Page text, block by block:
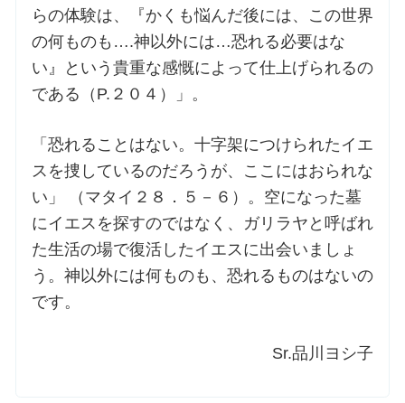
らの体験は、『かくも悩んだ後には、この世界
の何ものも….神以外には…恐れる必要はな
い』という貴重な感慨によって仕上げられるの
である（P.２０４）」。
「恐れることはない。十字架につけられたイエ
スを捜しているのだろうが、ここにはおられな
い」 （マタイ２８．５－６）。空になった墓
にイエスを探すのではなく、ガリラヤと呼ばれ
た生活の場で復活したイエスに出会いましょ
う。神以外には何ものも、恐れるものはないの
です。
Sr.品川ヨシ子